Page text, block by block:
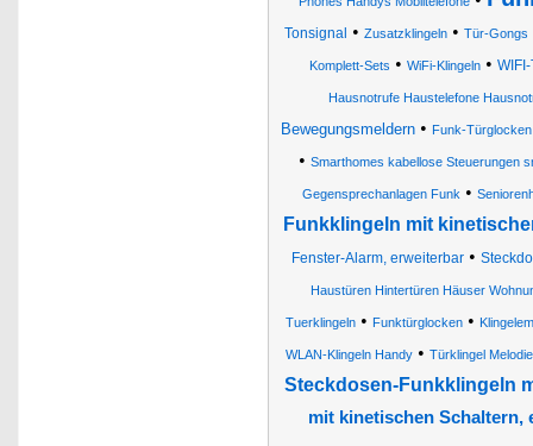
Tonsignal • Zusatzklingeln• Tür-Gongs
Komplett-Sets • WiFi-Klingeln•
Hausnotrufe Haustelefone
Bewegungsmeldern • Funk-Türglocken
• Smarthomes kabellose Steuerungen
Gegensprechanlagen Funk •
Funkklingeln mit
Fenster-Alarm, erweiterbar•
Haustüren Hintertüren Häuser
Tuerklingeln• Funktürglocken•
WLAN-Klingeln Handy• Türklingel
Steckdosen-Funkklingeln
mit kinetischen Schaltern,